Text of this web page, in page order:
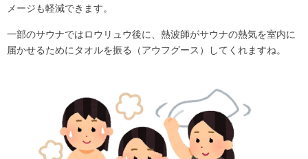
メージも軽減できます。
一部のサウナではロウリュウ後に、熱波師がサウナの熱気を室内に
届かせるためにタオルを振る（アウフグース）してくれますね。